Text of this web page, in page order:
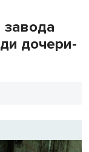
завода
дочери-